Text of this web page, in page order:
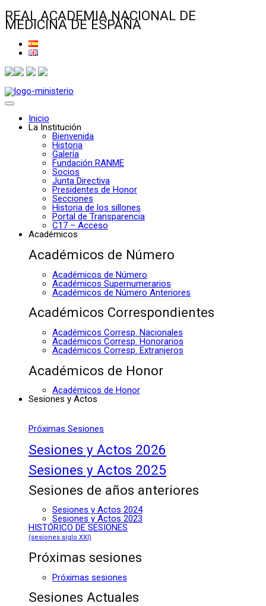
REAL ACADEMIA NACIONAL DE
MEDICINA DE ESPAÑA
Inicio
La Institución
Bienvenida
Historia
Galería
Fundación RANME
Socios
Junta Directiva
Presidentes de Honor
Secciones
Historia de los sillones
Portal de Transparencia
C17 – Acceso
Académicos
Académicos de Número
Académicos de Número
Académicos Supernumerarios
Académicos de Número Anteriores
Académicos Correspondientes
Académicos Corresp. Nacionales
Académicos Corresp. Honorarios
Académicos Corresp. Extranjeros
Académicos de Honor
Académicos de Honor
Sesiones y Actos
Próximas Sesiones
Sesiones y Actos 2026
Sesiones y Actos 2025
Sesiones de años anteriores
Sesiones y Actos 2024
Sesiones y Actos 2023
HISTÓRICO DE SESIONES
(sesiones siglo XXI)
Próximas sesiones
Próximas sesiones
Sesiones Actuales